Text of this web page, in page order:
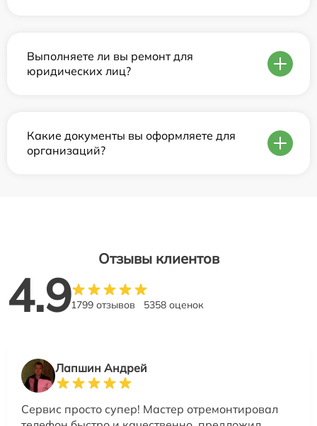
Выполняете ли вы ремонт для
юридических лиц?
Какие документы вы оформляете для
организаций?
Отзывы клиентов
4.91799 отзывов 5358 оценок
Лапшин Андрей
Сервис просто супер! Мастер отремонтировал